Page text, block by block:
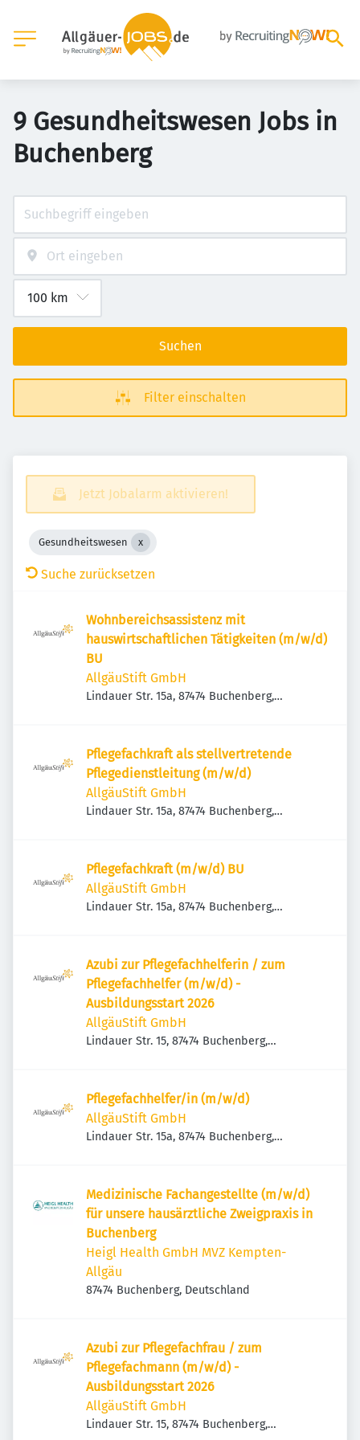
9 Gesundheitswesen Jobs in
Buchenberg
Suchen
Filter einschalten
Jetzt Jobalarm aktivieren!
Gesundheitswesen
Suche zurücksetzen
Wohnbereichsassistenz mit
hauswirtschaftlichen Tätigkeiten (m/w/d)
BU
AllgäuStift GmbH
Lindauer Str. 15a, 87474 Buchenberg,
Pflegefachkraft als stellvertretende
Pflegedienstleitung (m/w/d)
AllgäuStift GmbH
Lindauer Str. 15a, 87474 Buchenberg,
Pflegefachkraft (m/w/d) BU
AllgäuStift GmbH
Lindauer Str. 15a, 87474 Buchenberg,
Azubi zur Pflegefachhelferin / zum
Pflegefachhelfer (m/w/d) -
Ausbildungsstart 2026
AllgäuStift GmbH
Lindauer Str. 15, 87474 Buchenberg,
Pflegefachhelfer/in (m/w/d)
AllgäuStift GmbH
Lindauer Str. 15a, 87474 Buchenberg,
Medizinische Fachangestellte (m/w/d)
für unsere hausärztliche Zweigpraxis in
Buchenberg
Heigl Health GmbH MVZ Kempten-
Allgäu
87474 Buchenberg, Deutschland
Azubi zur Pflegefachfrau / zum
Pflegefachmann (m/w/d) -
Ausbildungsstart 2026
AllgäuStift GmbH
Lindauer Str. 15, 87474 Buchenberg,